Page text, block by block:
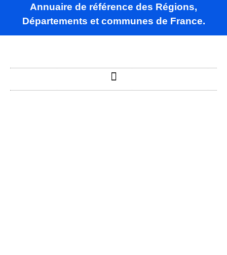
Annuaire de référence des Régions,
Départements et communes de France.